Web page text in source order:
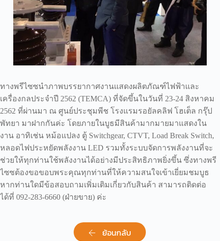
ทางพรีไซซนำภาพบรรยากาศงานแสดงผลิตภัณฑ์ไฟฟ้าและ
เครื่องกลประจำปี 2562 (TEMCA) ที่จัดขึ้นในวันที่ 23-24 สิงหาคม
2562 ที่ผ่านมา ณ ศูนย์ประชุมพีช โรงแรมรอยัลคลิฟ โฮเต็ล กรุ๊ป
พัทยา มาฝากกันค่ะ โดยภายในบูธมีสินค้ามากมายมาแสดงใน
งาน อาทิเช่น หม้อแปลง ตู้ Switchgear, CTVT, Load Break Switch,
หลอดไฟประหยัดพลังงาน LED รวมทั้งระบบจัดการพลังงานที่จะ
ช่วยให้ทุกท่านใช้พลังงานได้อย่างมีประสิทธิภาพยิ่งขึ้น ซึ่งทางพรี
ไซซต้องขอขอบพระคุณทุกท่านที่ให้ความสนใจเข้าเยี่ยมชมบูธ
หากท่านใดมีข้อสอบถามเพิ่มเติมเกี่ยวกับสินค้า สามารถติดต่อ
ได้ที่ 092-283-6660 (ฝ่ายขาย) ค่ะ
ย้อนกลับ